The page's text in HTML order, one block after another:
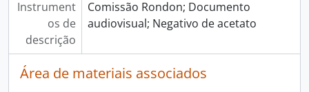
Instrument
os de
descrição
Comissão Rondon; Documento
audiovisual; Negativo de acetato
Área de materiais associados